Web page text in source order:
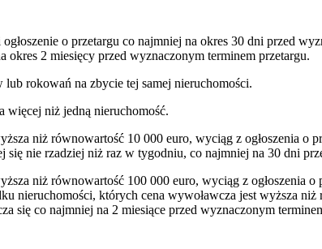
o przetargu co najmniej na okres 30 dni przed
2 miesięcy przed wyznaczonym terminem przetargu.
rokowań na zbycie tej samej nieruchomości.
więcej niż jedną nieruchomość.
niż równowartość 10 000 euro, wyciąg z ogłoszenia o
nie rzadziej niż raz w tygodniu, co najmniej na 30 dni
niż równowartość 100 000 euro, wyciąg z ogłoszenia o
nieruchomości, których cena wywoławcza jest wyższa
się co najmniej na 2 miesiące przed wyznaczonym